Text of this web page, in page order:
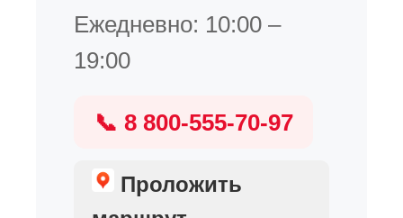
Ежедневно: 10:00 –
19:00
📞 8 800-555-70-97
Проложить